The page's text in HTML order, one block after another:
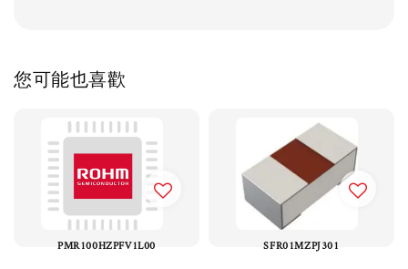
您可能也喜歡
PMR100HZPFV1L00 SFR01MZPJ301